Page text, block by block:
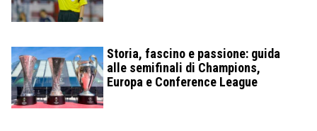
Storia, fascino e passione: guida
alle semifinali di Champions,
Europa e Conference League